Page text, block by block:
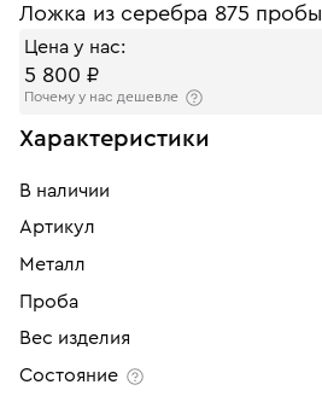
Ложка из серебра 875 пробы
Цена у нас:
5 800 ₽
Почему у нас дешевле
Характеристики
В наличии
Артикул
Металл
Проба
Вес изделия
Состояние